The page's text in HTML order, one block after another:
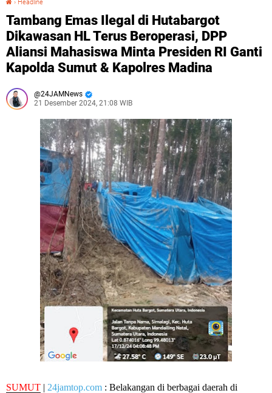
› Headline
Tambang Emas Ilegal di Hutabargot
Dikawasan HL Terus Beroperasi, DPP
Aliansi Mahasiswa Minta Presiden RI Ganti
Kapolda Sumut & Kapolres Madina
24JAMNews
21 Desember 2024, 21:08 WIB
SUMUT | 24jamtop.com : Belakangan di berbagai daerah di